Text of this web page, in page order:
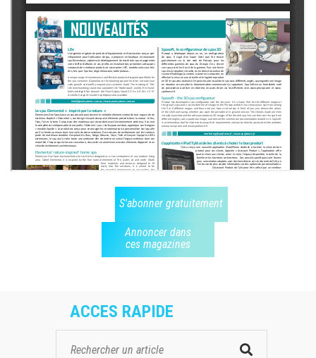
S'abonner gratuitement
Annoncer dans
ces magazines
ACCES RAPIDE